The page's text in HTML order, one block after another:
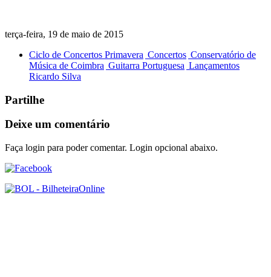
terça-feira, 19 de maio de 2015
Ciclo de Concertos Primavera Concertos Conservatório de
Música de Coimbra Guitarra Portuguesa Lançamentos
Ricardo Silva
Partilhe
Deixe um comentário
Faça login para poder comentar. Login opcional abaixo.